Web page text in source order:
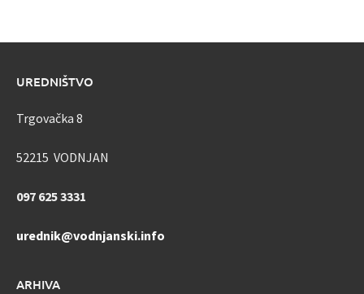
UREDNIŠTVO
Trgovačka 8
52215 VODNJAN
097 625 3331
urednik@vodnjanski.info
ARHIVA